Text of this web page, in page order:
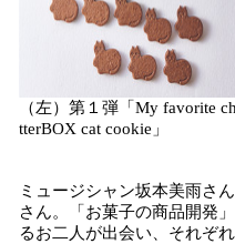
（左）第１弾「My favorite
tterBOX cat cookie」
ミュージシャン坂本美雨さ
さん。「お菓子の商品開発
るお二人が出会い、それぞ